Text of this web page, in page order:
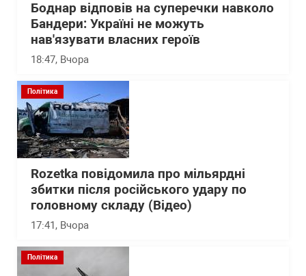
Боднар відповів на суперечки навколо
Бандери: Україні не можуть
нав'язувати власних героїв
18:47, Вчора
Політика
Rozetka повідомила про мільярдні
збитки після російського удару по
головному складу (Відео)
17:41, Вчора
Політика